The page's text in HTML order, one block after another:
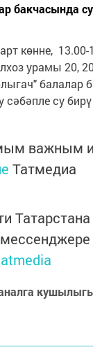
бакчасында
көнне,
урамы 20,
балалар
су
важным
Татмедиа